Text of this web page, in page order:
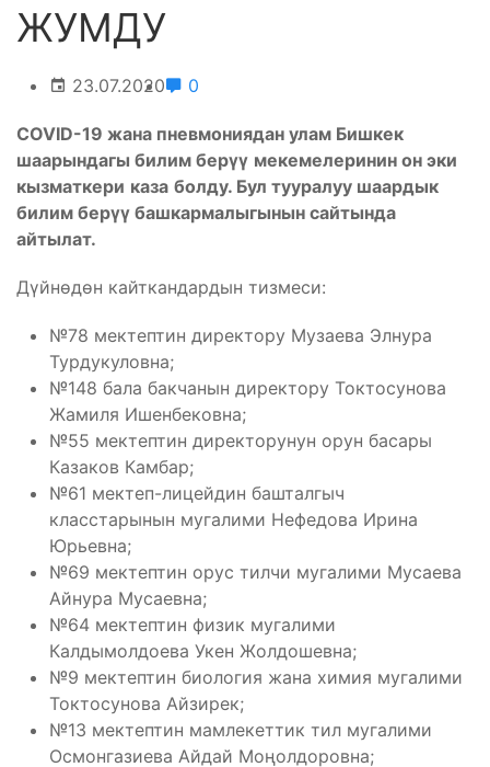
ЖУМДУ
23.07.2020 0
СOVID-19 жана пневмониядан улам Бишкек
шаарындагы билим берүү мекемелеринин он эки
кызматкери каза болду. Бул тууралуу шаардык
билим берүү башкармалыгынын сайтында
айтылат.
Дүйнөдөн кайткандардын тизмеси:
№78 мектептин директору Музаева Элнура
Турдукуловна;
№148 бала бакчанын директору Токтосунова
Жамиля Ишенбековна;
№55 мектептин директорунун орун басары
Казаков Камбар;
№61 мектеп-лицейдин башталгыч
класстарынын мугалими Нефедова Ирина
Юрьевна;
№69 мектептин орус тилчи мугалими Мусаева
Айнура Мусаевна;
№64 мектептин физик мугалими
Калдымолдоева Укен Жолдошевна;
№9 мектептин биология жана химия мугалими
Токтосунова Айзирек;
№13 мектептин мамлекеттик тил мугалими
Осмонгазиева Айдай Моңолдоровна;